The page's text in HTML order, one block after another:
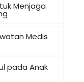
Menjaga
Medis
pada Anak